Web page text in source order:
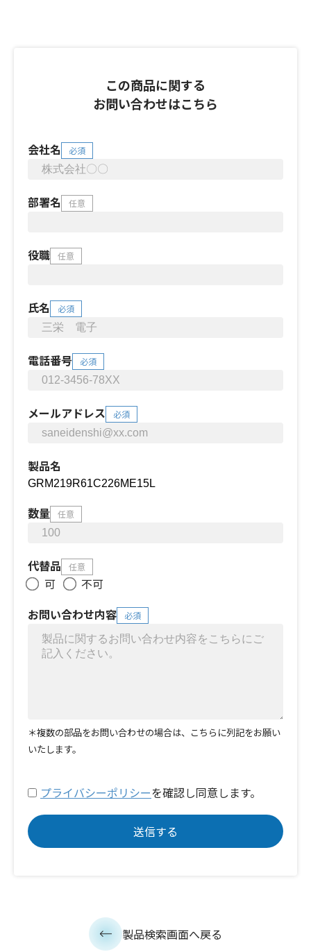
この商品に関する
お問い合わせはこちら
会社名 必須
部署名 任意
役職 任意
氏名 必須
電話番号 必須
メールアドレス 必須
製品名
数量 任意
代替品 任意
可
不可
お問い合わせ内容
必須
＊複数の部品をお問い合わせの場合は、こちらに列記をお願い
いたします。
プライバシーポリシーを確認し同意します。
製品検索画面へ戻る